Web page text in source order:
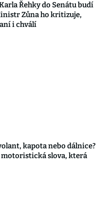
Řehky do Senátu budí
Zůna ho kritizuje,
i chválí
kapota nebo dálnice?
slova, která